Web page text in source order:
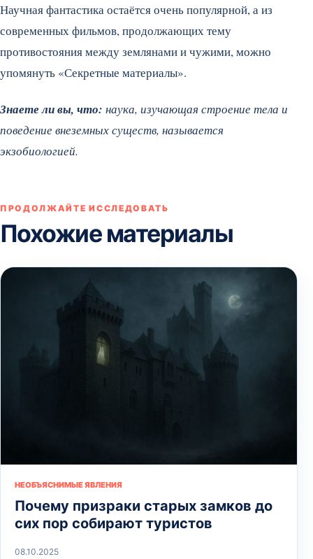
Научная фантастика остаётся очень популярной, а из
современных фильмов, продолжающих тему
противостояния между землянами и чужими, можно
упомянуть «Секретные материалы».
Знаете ли вы, что: наука, изучающая строение тела и
поведение внеземных существ, называется
экзобиологией.
ПРОДОЛЖАЙТЕ ИССЛЕДОВАТЬ
Похожие материалы
НЕОБЪЯСНИМЫЕ ЯВЛЕНИЯ
Почему призраки старых замков до
сих пор собирают туристов
08.10.2025